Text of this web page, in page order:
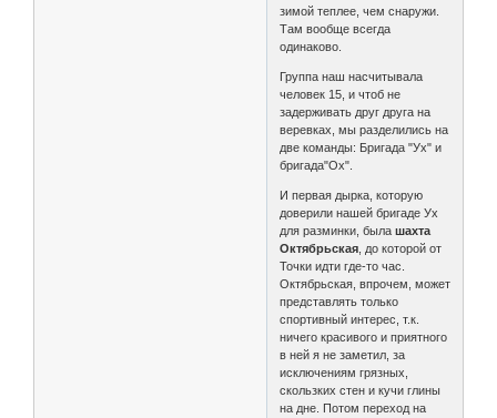
зимой теплее, чем снаружи.
Там вообще всегда
одинаково.
Группа наш насчитывала
человек 15, и чтоб не
задерживать друг друга на
веревках, мы разделились на
две команды: Бригада "Ух" и
бригада"Ох".
И первая дырка, которую
доверили нашей бригаде Ух
для разминки, былашахта
Октябрьская , до которой от
Точки идти где-то час.
Октябрьская, впрочем, может
представлять только
спортивный интерес, т.к.
ничего красивого и приятного
в ней я не заметил, за
исключениям грязных,
скользких стен и кучи глины
на дне. Потом переход на